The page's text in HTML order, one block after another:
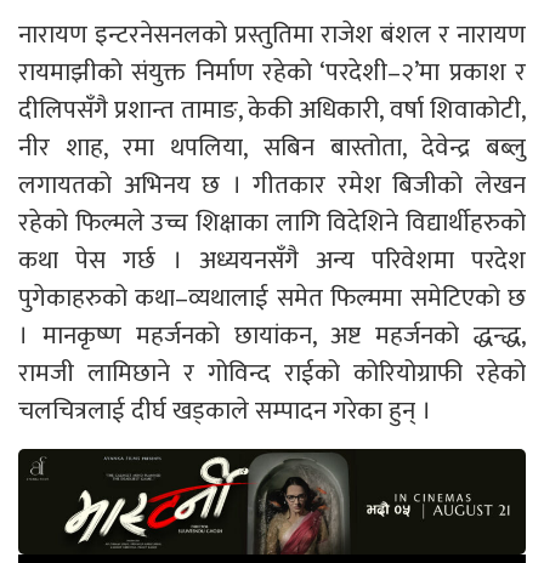
नारायण इन्टरनेसनलको प्रस्तुतिमा राजेश बंशल र नारायण
रायमाझीको संयुक्त निर्माण रहेको ‘परदेशी–२’मा प्रकाश र
दीलिपसँगै प्रशान्त तामाङ, केकी अधिकारी, वर्षा शिवाकोटी,
नीर शाह, रमा थपलिया, सबिन बास्तोता, देवेन्द्र बब्लु
लगायतको अभिनय छ । गीतकार रमेश बिजीको लेखन
रहेको फिल्मले उच्च शिक्षाका लागि विदेशिने विद्यार्थीहरुको
कथा पेस गर्छ । अध्ययनसँगै अन्य परिवेशमा परदेश
पुगेकाहरुको कथा–व्यथालाई समेत फिल्ममा समेटिएको छ
। मानकृष्ण महर्जनको छायांकन, अष्ट महर्जनको द्धन्द्ध,
रामजी लामिछाने र गोविन्द राईको कोरियोग्राफी रहेको
चलचित्रलाई दीर्घ खड्काले सम्पादन गरेका हुन् ।